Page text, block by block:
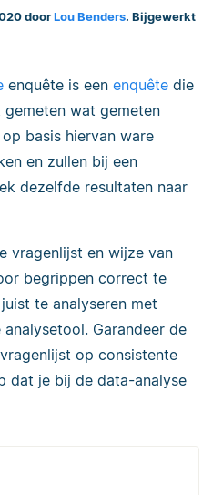
doorLou Benders. Bijgewerkt
enquête is een enquête die
wat gemeten
basis hiervan ware
en zullen bij een
dezelfde resultaten naar
vragenlijst en wijze van
begrippen correct te
te analyseren met
analysetool. Garandeer de
op consistente
dat je bij de data-analyse